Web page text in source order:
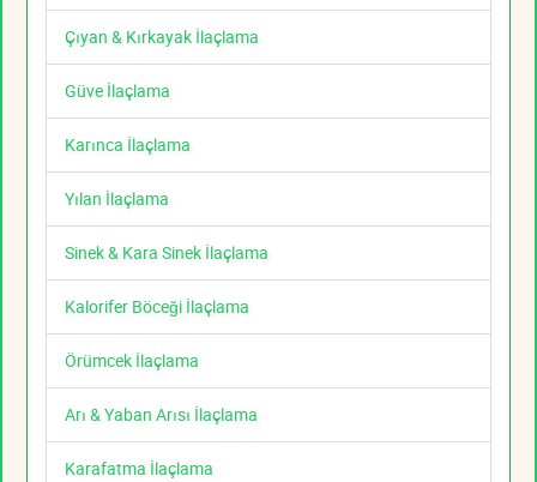
Çıyan & Kırkayak İlaçlama
Güve İlaçlama
Karınca İlaçlama
Yılan İlaçlama
Sinek & Kara Sinek İlaçlama
Kalorifer Böceği İlaçlama
Örümcek İlaçlama
Arı & Yaban Arısı İlaçlama
Karafatma İlaçlama